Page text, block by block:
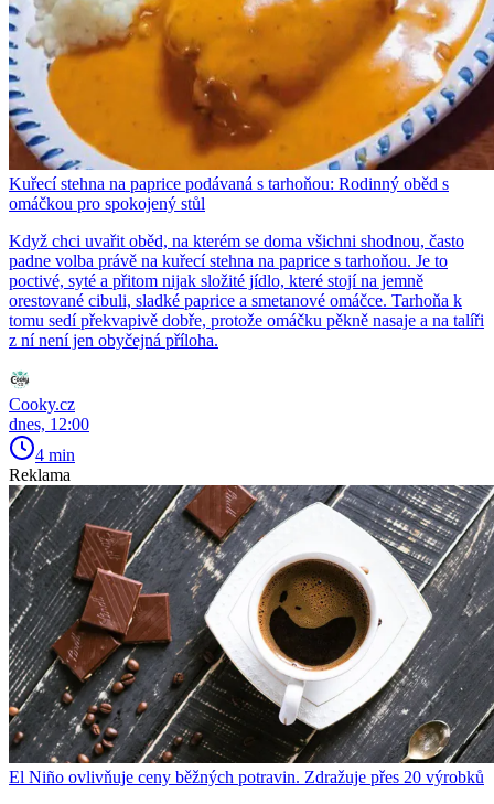
Kuřecí stehna na paprice podávaná s tarhoňou: Rodinný oběd s
omáčkou pro spokojený stůl
Když chci uvařit oběd, na kterém se doma všichni shodnou, často
padne volba právě na kuřecí stehna na paprice s tarhoňou. Je to
poctivé, syté a přitom nijak složité jídlo, které stojí na jemně
orestované cibuli, sladké paprice a smetanové omáčce. Tarhoňa k
tomu sedí překvapivě dobře, protože omáčku pěkně nasaje a na talíři
z ní není jen obyčejná příloha.
Cooky.cz
dnes, 12:00
4 min
Reklama
El Niño ovlivňuje ceny běžných potravin. Zdražuje přes 20 výrobků